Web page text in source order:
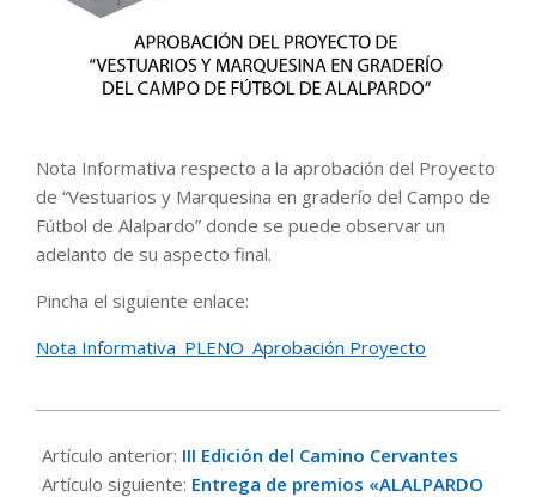
Nota Informativa respecto a la aprobación del Proyecto
de “Vestuarios y Marquesina en graderío del Campo de
Fútbol de Alalpardo” donde se puede observar un
adelanto de su aspecto final.
Pincha el siguiente enlace:
Nota Informativa_PLENO_Aprobación Proyecto
10-
05
Artículo anterior: III Edición del Camino Cervantes
Artículo siguiente: Entrega de premios «ALALPARDO